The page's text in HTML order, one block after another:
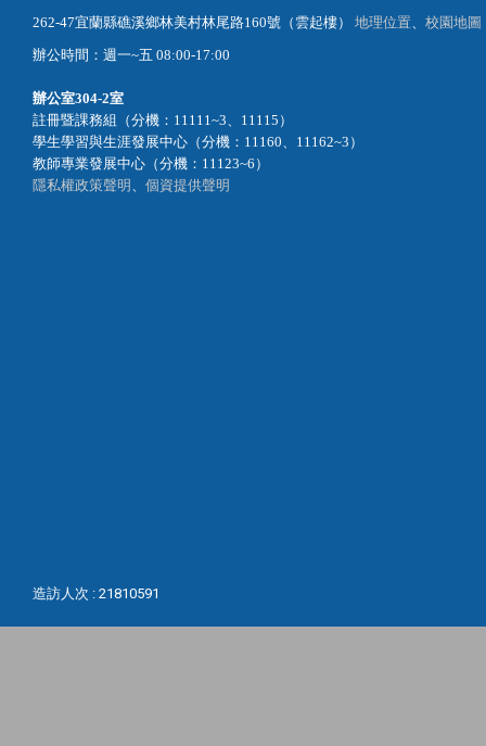
262-47宜蘭縣礁溪鄉林美村林尾路160號（雲起樓） 地理位置、 校園地圖
辦公時間：週一~五 08:00-17:00
辦公室304-2室
註冊暨課務組（分機：11111~3、11115）
學生學習與生涯發展中心（分機：11160、11162~3）
教師專業發展中心（分機：11123~6）
隱私權政策聲明 、 個資提供聲明
造訪人次 : 21810591